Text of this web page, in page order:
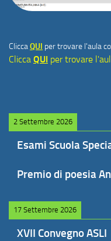
CliccaQUI per trovare l'aula
Clicca QUI per trovare
2 Settembre 2026
Esami Scuola
Premio di poesia
17 Settembre 2026
XVII Convegno ASLI